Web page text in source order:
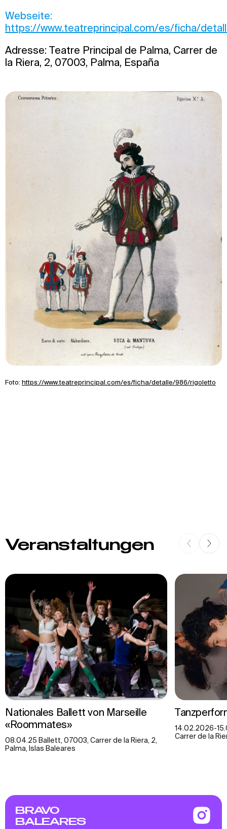
Webseite:
https://www.teatreprincipal.com/es/ficha/
Adresse: Teatre Principal de Palma, Carrer de
la Riera, 2, 07003, Palma, España
Foto: https://www.teatreprincipal.com/es/ficha/detalle/986/rigoletto
Veranstaltungen
Nationales Ballett von Marseille
«Roommates»
08.04.25 Ballett, 07003, Carrer de la Riera, 2,
Palma, Islas Baleares
14.02.2026-
Carrer de la
BRAVO
BALEARES